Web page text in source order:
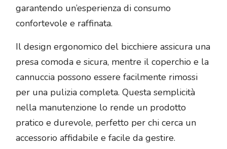
garantendo un’esperienza di consumo
confortevole e raffinata.
Il design ergonomico del bicchiere assicura una
presa comoda e sicura, mentre il coperchio e la
cannuccia possono essere facilmente rimossi
per una pulizia completa. Questa semplicità
nella manutenzione lo rende un prodotto
pratico e durevole, perfetto per chi cerca un
accessorio affidabile e facile da gestire.